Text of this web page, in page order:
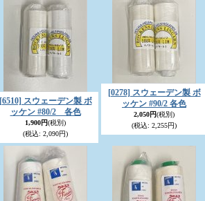
[6510] スウェーデン製 ボ
ッケン #80/2 各色
1,900円(税別)
(税込: 2,090円)
[0278] スウェーデン製 ボ
ッケン #90/2 各色
2,050円(税別)
(税込: 2,255円)